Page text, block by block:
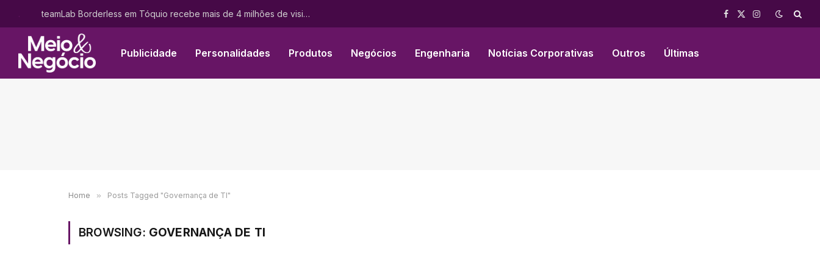
. teamLab Borderless em Tóquio recebe mais de 4 milhões de visitantes de mais de 185 países
Facebook
X
Instagram
Publicidade Personalidades Produtos Negócios Engenharia Notícias Corporativas Outros Últimas
Home » Posts Tagged "Governança de TI"
BROWSING: GOVERNANÇA DE TI